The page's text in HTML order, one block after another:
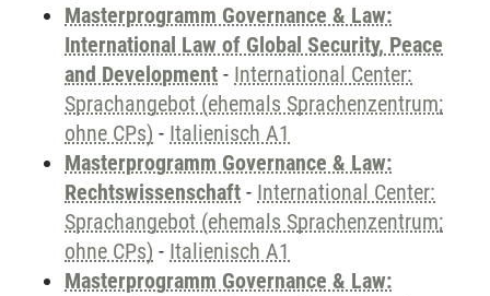
Masterprogramm Governance & Law:
International Law of Global Security, Peace
and Development - International Center:
Sprachangebot (ehemals Sprachenzentrum;
ohne CPs) - Italienisch A1
Masterprogramm Governance & Law:
Rechtswissenschaft - International Center:
Sprachangebot (ehemals Sprachenzentrum;
ohne CPs) - Italienisch A1
Masterprogramm Governance & Law: